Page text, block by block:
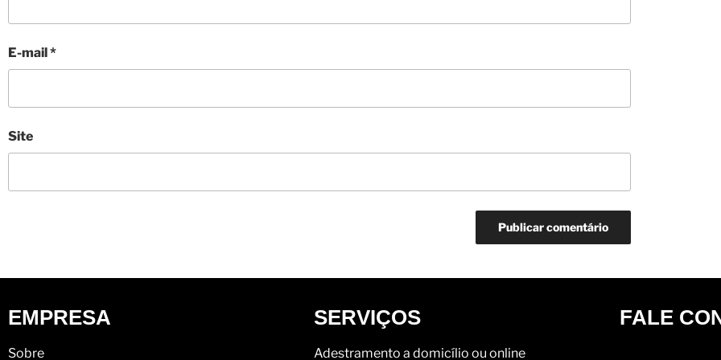
E-mail*
Site
EMPRESA
Sobre
SERVIÇOS
Adestramento a domicílio ou online
FALE